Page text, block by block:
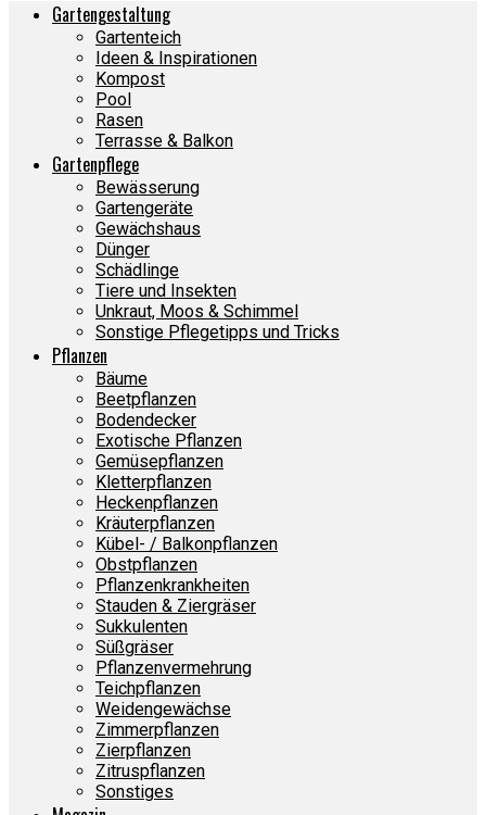
Gartengestaltung
Gartenteich
Ideen & Inspirationen
Kompost
Pool
Rasen
Terrasse & Balkon
Gartenpflege
Bewässerung
Gartengeräte
Gewächshaus
Dünger
Schädlinge
Tiere und Insekten
Unkraut, Moos & Schimmel
Sonstige Pflegetipps und Tricks
Pflanzen
Bäume
Beetpflanzen
Bodendecker
Exotische Pflanzen
Gemüsepflanzen
Kletterpflanzen
Heckenpflanzen
Kräuterpflanzen
Kübel- / Balkonpflanzen
Obstpflanzen
Pflanzenkrankheiten
Stauden & Ziergräser
Sukkulenten
Süßgräser
Pflanzenvermehrung
Teichpflanzen
Weidengewächse
Zimmerpflanzen
Zierpflanzen
Zitruspflanzen
Sonstiges